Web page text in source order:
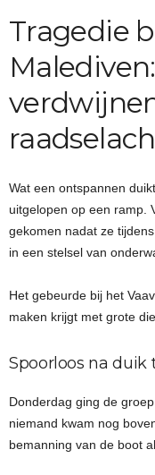
Tragedie
Wat een ontspannen
uitgelopen op een ramp.
gekomen nadat ze
in een stelsel van
Het gebeurde bij het
maken krijgt met grote
Spoorloos na
Donderdag ging de
niemand kwam nog
bemanning van de boot